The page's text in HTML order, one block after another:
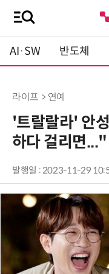
AI·SW 반도체
라이프 > 연예
'트랄랄라' 안
하다 걸리면
발행일 : 2023-11-29